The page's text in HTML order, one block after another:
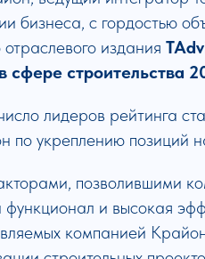
бизнеса, с гордостью
отраслевого издания
сфере строительства
лидеров рейтинга
по укреплению позиций
позволившими
и высокая
компанией